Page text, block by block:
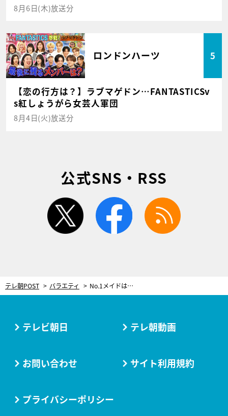
8月6日(木)放送分
ロンドンハーツ 5
【恋の行方は？】ラブマゲドン…FANTASTICSv
s紅しょうがら女芸人軍団
8月4日(火)放送分
公式SNS・RSS
twitter facebook
テレ朝POST バラエティ No.1メイドは店長兼任の超カリスマ！シビアな給料事情や新人指導…禁断の舞台裏
テレビ朝日 テレ朝動画
お問い合わせ サイト利用規約
プライバシーポリシー